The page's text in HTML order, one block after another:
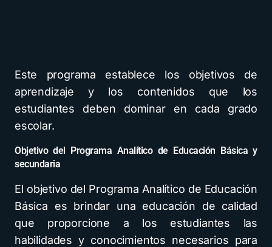
Este programa establece los objetivos de
aprendizaje y los contenidos que los
estudiantes deben dominar en cada grado
escolar.
Objetivo del Programa Analítico de Educación Básica y
secundaria
El objetivo del Programa Analítico de Educación
Básica es brindar una educación de calidad
que proporcione a los estudiantes las
habilidades y conocimientos necesarios para